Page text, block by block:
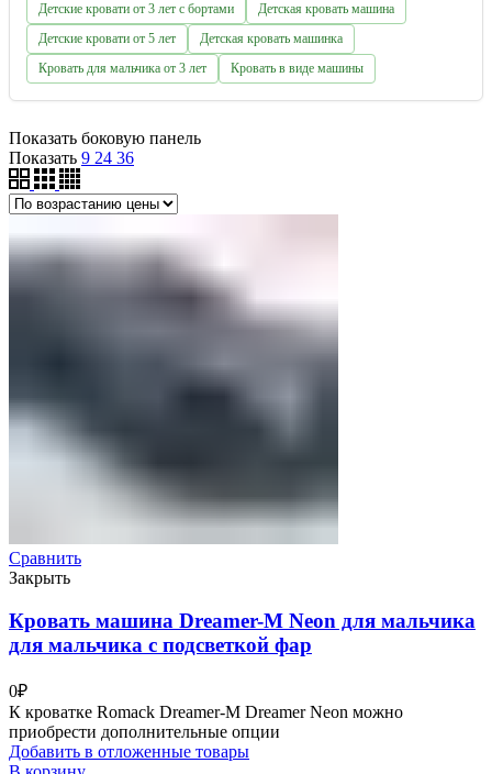
Детские кровати от 3 лет с бортами
Детская кровать машина
Детские кровати от 5 лет
Детская кровать машинка
Кровать для мальчика от 3 лет
Кровать в виде машины
Показать боковую панель
Показать 9 24 36
Сравнить
Закрыть
Кровать машина Dreamer-M Neon для мальчика
для мальчика с подсветкой фар
0₽
К кроватке Romack Dreamer-M Dreamer Neon можно
приобрести дополнительные опции
Добавить в отложенные товары